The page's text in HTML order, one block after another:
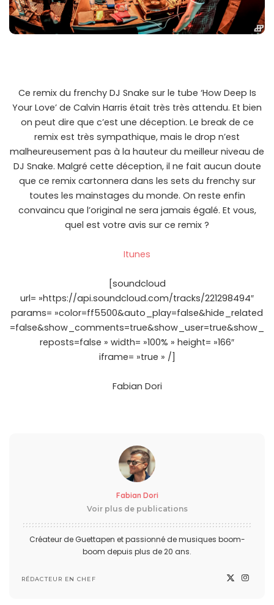
Ce remix du frenchy DJ Snake sur le tube ‘How Deep Is
Your Love’ de Calvin Harris était très très attendu. Et bien
on peut dire que c’est une déception. Le break de ce
remix est très sympathique, mais le drop n’est
malheureusement pas à la hauteur du meilleur niveau de
DJ Snake. Malgré cette déception, il ne fait aucun doute
que ce remix cartonnera dans les sets du frenchy sur
toutes les mainstages du monde. On reste enfin
convaincu que l’original ne sera jamais égalé. Et vous,
quel est votre avis sur ce remix ?
Itunes
[soundcloud
url= »https://api.soundcloud.com/tracks/221298494″
params= »color=ff5500&auto_play=false&hide_related
=false&show_comments=true&show_user=true&show_
reposts=false » width= »100% » height= »166″
iframe= »true » /]
Fabian Dori
Fabian Dori
Voir plus de publications
Créateur de Guettapen et passionné de musiques boom-
boom depuis plus de 20 ans.
RÉDACTEUR EN CHEF